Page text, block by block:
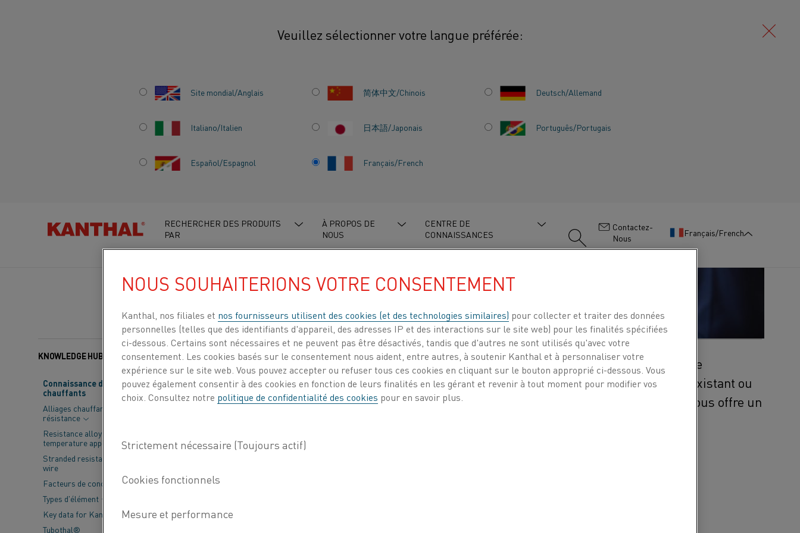
Veuillez sélectionner votre langue préférée:
Site mondial/Anglais 简体中文/Chinois Deutsch/Allemand
Italiano/Italien 日本語/Japonais Português/Portugais
Español/Espagnol Français/French
RECHERCHER DES PRODUITS
PAR
À PROPOS DE
NOUS
CENTRE DE
CONNAISSANCES
:
Contactez-
Nous
Français/French
Centre de Connaissances Boutique en ligne Kanthal
KANTHAL ESHOP – VOTRE
PORTAIL NUMÉRIQUE EN
LIBRE-SERVICE
KNOWLEDGE HUB
Connaissance des matériaux
chauffants
Alliages chauffants par
résistance
Resistance alloys for lower
temperature applications
Stranded resistance heating
wire
Facteurs de conception
Types d'élément
Key data for Kanthal® elements
Tubothal®
Nous sommes ravis de vous présenter Kanthal eShop, notre portail mondial de libre-service
numérique conçu pour améliorer votre expérience avec Kanthal. Que vous soyez un client existant ou
que vous souhaitiez découvrir les solutions Kanthal pour la première fois, Kanthal eShop vous offre un
Kanthal eShop, notre portail mondial de libre-service numérique, optimise votre expérience d'achat
eShop vous donne un accès 24h/24 et 7j/7 aux outils essentiels dont vous avez besoin pour gérer vos
commandes.
NOUS SOUHAITERIONS VOTRE CONSENTEMENT
Kanthal, nos filiales et nos fournisseurs utilisent des cookies (et des technologies similaires) pour collecter et traiter des données
personnelles (telles que des identifiants d'appareil, des adresses IP et des interactions sur le site web) pour les finalités spécifiées
ci-dessous. Certains sont nécessaires et ne peuvent pas être désactivés, tandis que d'autres ne sont utilisés qu'avec votre
consentement. Les cookies basés sur le consentement nous aident, entre autres, à soutenir Kanthal et à personnaliser votre
expérience sur le site web. Vous pouvez accepter ou refuser tous ces cookies en cliquant sur le bouton approprié ci-dessous. Vous
pouvez également consentir à des cookies en fonction de leurs finalités en les gérant et revenir à tout moment pour modifier vos
choix. Consultez notre politique de confidentialité des cookies pour en savoir plus.